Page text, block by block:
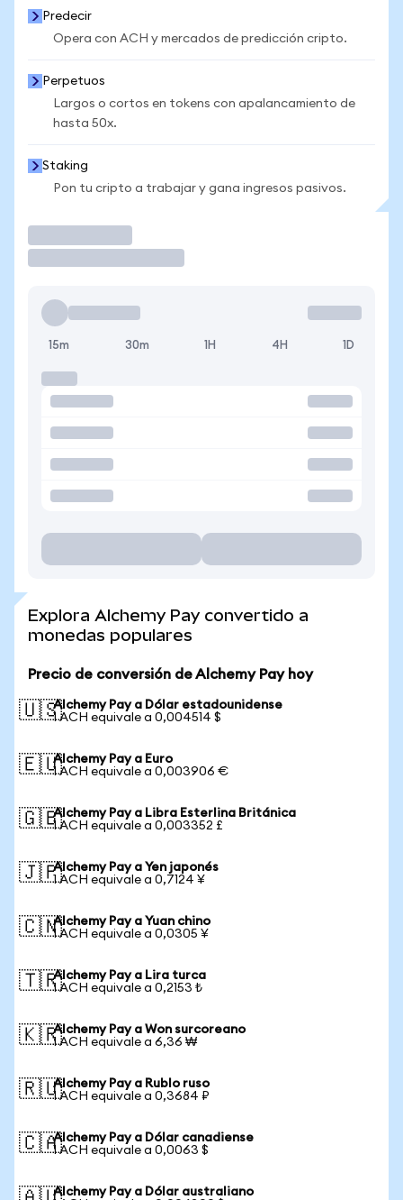
Predecir
Opera con ACH y mercados de predicción cripto.
Perpetuos
Largos o cortos en tokens con apalancamiento de
hasta 50x.
Staking
Pon tu cripto a trabajar y gana ingresos pasivos.
15m 30m 1H 4H 1D
Explora Alchemy Pay convertido a
monedas populares
Precio de conversión de Alchemy Pay hoy
🇺🇸Alchemy Pay a Dólar estadounidense
1 ACH equivale a 0,004514 $
🇪🇺Alchemy Pay a Euro
1 ACH equivale a 0,003906 €
🇬🇧Alchemy Pay a Libra Esterlina Británica
1 ACH equivale a 0,003352 £
🇯🇵Alchemy Pay a Yen japonés
1 ACH equivale a 0,7124 ¥
🇨🇳Alchemy Pay a Yuan chino
1 ACH equivale a 0,0305 ¥
🇹🇷Alchemy Pay a Lira turca
1 ACH equivale a 0,2153 ₺
🇰🇷Alchemy Pay a Won surcoreano
1 ACH equivale a 6,36 ₩
🇷🇺Alchemy Pay a Rublo ruso
1 ACH equivale a 0,3684 ₽
🇨🇦Alchemy Pay a Dólar canadiense
1 ACH equivale a 0,0063 $
Alchemy Pay a Dólar australiano